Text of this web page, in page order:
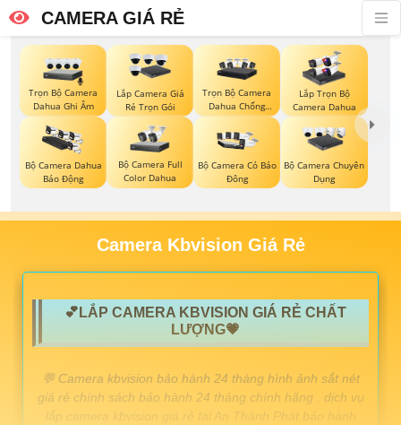
CAMERA GIÁ RẺ
Trọn Bộ Camera
Dahua Ghi Âm
Lắp Camera Giá
Rẻ Trọn Gói
Trọn Bộ Camera
Dahua Chống
Trộm
Lắp Trọn Bộ
Camera Dahua
Bộ Camera Dahua
Báo Động
Bộ Camera Full
Color Dahua
Bộ Camera Có Báo
Đông
Bộ Camera Chuyên
Dụng
Camera Kbvision Giá Rẻ
💕LẮP CAMERA KBVISION GIÁ RẺ CHẤT
LƯỢNG💗
️💬 Camera kbvision bảo hành 24 tháng hình ảnh sắt nét
giá rẻ chính sách bảo hành 24 tháng chính hãng . dịch vụ
lắp camera kbvision giá rẻ tai An Thành Phát bảo hành